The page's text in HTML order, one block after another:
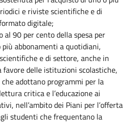
e riviste scientifiche e di
digitale;
90 per cento della spesa per
più abbonamenti a quotidiani,
e di settore, anche in
delle istituzioni scolastiche,
adottano programmi per la
critica e l’educazione ai
nell’ambito dei Piani per l’offerta
studenti che frequentano la